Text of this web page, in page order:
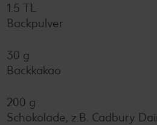
1.5 TL
Backpulver
30 g
Backkakao
200 g
Schokolade, z.B. Cadbury